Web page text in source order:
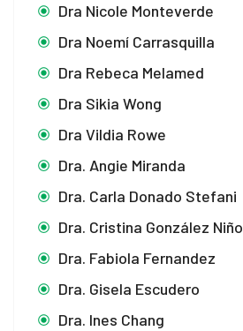
Dra Nicole Monteverde
Dra Noemí Carrasquilla
Dra Rebeca Melamed
Dra Sikia Wong
Dra Vildia Rowe
Dra. Angie Miranda
Dra. Carla Donado Stefani
Dra. Cristina González Niño
Dra. Fabiola Fernandez
Dra. Gisela Escudero
Dra. Ines Chang